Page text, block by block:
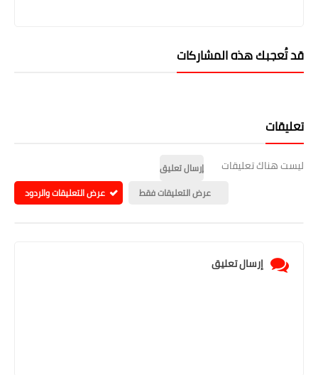
قد تُعجبك هذه المشاركات
تعليقات
ليست هناك تعليقات
إرسال تعليق
عرض التعليقات فقط
عرض التعليقات والردود
إرسال تعليق